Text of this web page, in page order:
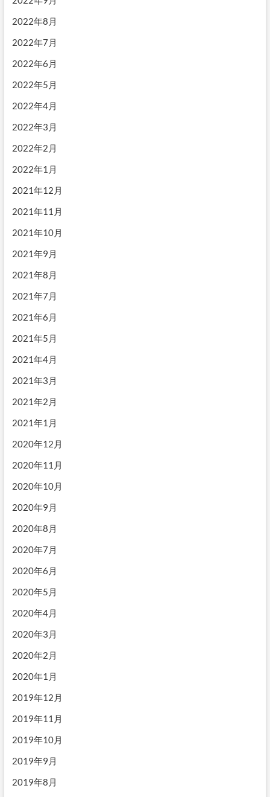
2022年8月
2022年7月
2022年6月
2022年5月
2022年4月
2022年3月
2022年2月
2022年1月
2021年12月
2021年11月
2021年10月
2021年9月
2021年8月
2021年7月
2021年6月
2021年5月
2021年4月
2021年3月
2021年2月
2021年1月
2020年12月
2020年11月
2020年10月
2020年9月
2020年8月
2020年7月
2020年6月
2020年5月
2020年4月
2020年3月
2020年2月
2020年1月
2019年12月
2019年11月
2019年10月
2019年9月
2019年8月